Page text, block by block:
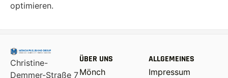
optimieren.
Christine-
Demmer-Straße 7
ÜBER UNS
Mönch
ALLGEMEINES
Impressum